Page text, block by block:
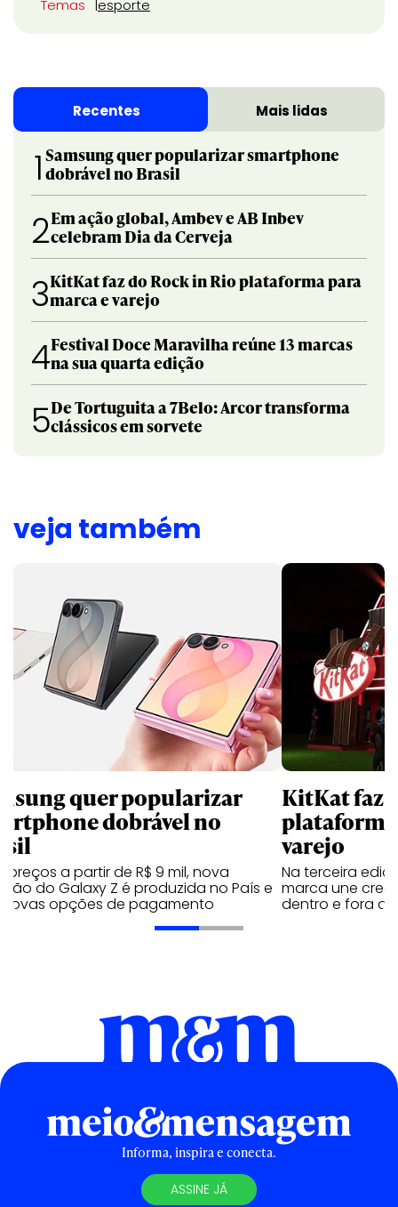
Temas esporte
Recentes Mais lidas
1 Samsung quer popularizar smartphone
dobrável no Brasil
2Em ação global, Ambev e AB Inbev
celebram Dia da Cerveja
3KitKat faz do Rock in Rio plataforma para
marca e varejo
4Festival Doce Maravilha reúne 13 marcas
na sua quarta edição
5De Tortuguita a 7Belo: Arcor transforma
clássicos em sorvete
veja também
quer popularizar
dobrável no
preços a partir de R$ 9 mil, nova
do Galaxy Z é produzida no País e
opções de pagamento
KitKat faz
plataforma
varejo
Na terceira
marca une
dentro e fora
Informa, inspira e conecta.
ASSINE JÁ